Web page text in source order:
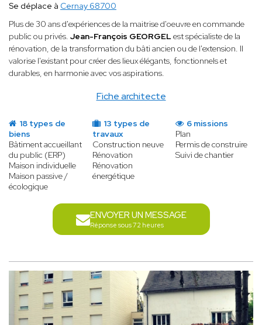
Fiche architecte
Se déplace à Cernay 68700
Plus de 30 ans d'expériences de la maitrise d'oeuvre en commande
public ou privés. Jean-François GEORGELest spécialiste de la
rénovation, de la transformation du bâti ancien ou de l'extension. Il
valorise l'existant pour créer des lieux élégants, fonctionnels et
durables, en harmonie avec vos aspirations.
18 types de
biens
Bâtiment accueillant
du public (ERP)
Maison individuelle
Maison passive /
écologique
13 types de
travaux
Construction neuve
Rénovation
Rénovation
énergétique
6 missions
Plan
Permis de construire
Suivi de chantier
ENVOYER UN MESSAGE
Réponse sous 72 heures